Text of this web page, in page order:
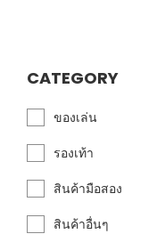
CATEGORY
ของเล่น
รองเท้า
สินค้ามือสอง
สินค้าอื่นๆ